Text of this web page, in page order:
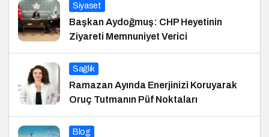
Siyaset
Başkan Aydoğmuş: CHP Heyetinin
Ziyareti Memnuniyet Verici
Sağlık
Ramazan Ayında Enerjinizi Koruyarak
Oruç Tutmanın Püf Noktaları
Blog